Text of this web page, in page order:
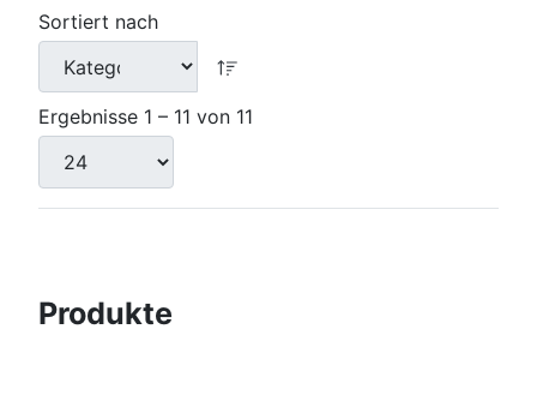
Sortiert nach
Ergebnisse 1 – 11 von 11
Produkte